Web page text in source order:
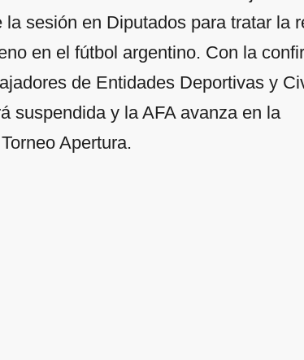
sesión en Diputados para tratar la
en el fútbol argentino. Con la
de Entidades Deportivas y
suspendida y la AFA avanza en la
Apertura.